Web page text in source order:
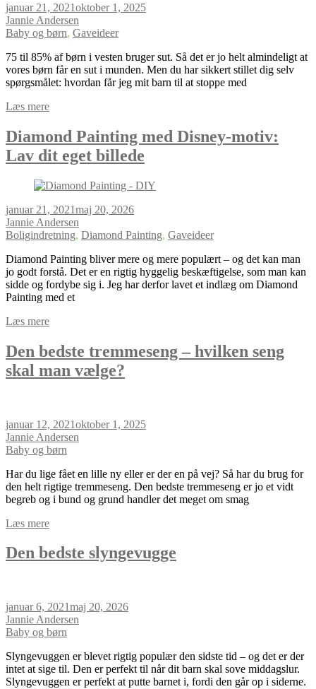
januar 21, 2021oktober 1, 2025
Jannie Andersen
Baby og børn, Gaveideer
75 til 85% af børn i vesten bruger sut. Så det er jo helt almindeligt at
vores børn får en sut i munden. Men du har sikkert stillet dig selv
spørgsmålet: hvordan får jeg mit barn til at stoppe med
Læs mere
Diamond Painting med Disney-motiv:
Lav dit eget billede
januar 21, 2021maj 20, 2026
Jannie Andersen
Boligindretning, Diamond Painting, Gaveideer
Diamond Painting bliver mere og mere populært – og det kan man
jo godt forstå. Det er en rigtig hyggelig beskæftigelse, som man kan
sidde og fordybe sig i. Jeg har derfor lavet et indlæg om Diamond
Painting med et
Læs mere
Den bedste tremmeseng – hvilken seng
skal man vælge?
januar 12, 2021oktober 1, 2025
Jannie Andersen
Baby og børn
Har du lige fået en lille ny eller er der en på vej? Så har du brug for
den helt rigtige tremmeseng. Den bedste tremmeseng er jo et vidt
begreb og i bund og grund handler det meget om smag
Læs mere
Den bedste slyngevugge
januar 6, 2021maj 20, 2026
Jannie Andersen
Baby og børn
Slyngevuggen er blevet rigtig populær den sidste tid – og det er der
intet at sige til. Den er perfekt til når dit barn skal sove middagslur.
Slyngevuggen er perfekt at putte barnet i, fordi den går op i siderne.